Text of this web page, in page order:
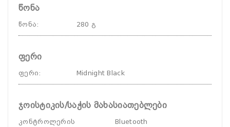
წონა
წონა: 280 გ
ფერი
ფერი: Midnight Black
ჯოისტიკის/საჭის მახასიათებლები
კონტროლერის
Bluetooth